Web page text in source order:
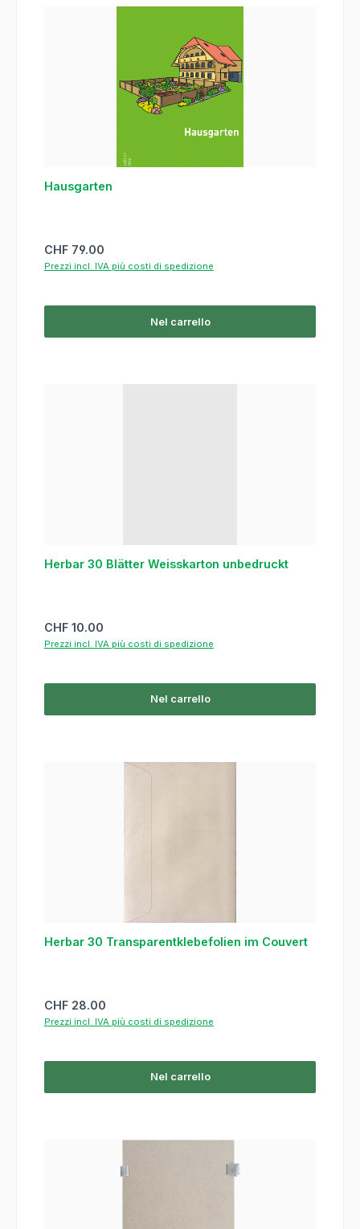
Hausgarten
Prezzo normale:
CHF 79.00
Prezzi incl. IVA più costi di spedizione
Nel carrello
Herbar 30 Blätter Weisskarton unbedruckt
Prezzo normale:
CHF 10.00
Prezzi incl. IVA più costi di spedizione
Nel carrello
Herbar 30 Transparentklebefolien im Couvert
Prezzo normale:
CHF 28.00
Prezzi incl. IVA più costi di spedizione
Nel carrello